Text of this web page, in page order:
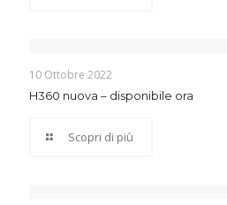
10 Ottobre 2022
H360 nuova – disponibile ora
Scopri di più